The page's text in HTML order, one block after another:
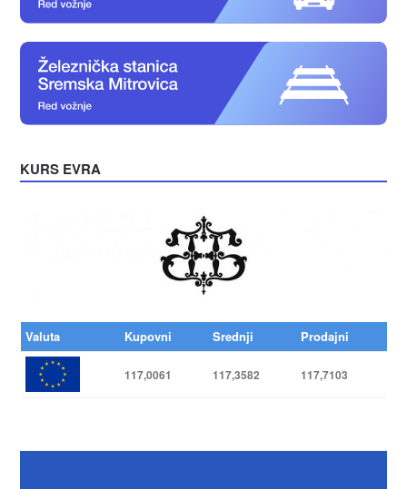
KURS EVRA
Valuta Kupovni Srednji Prodajni
117,0061 117,3582 117,7103